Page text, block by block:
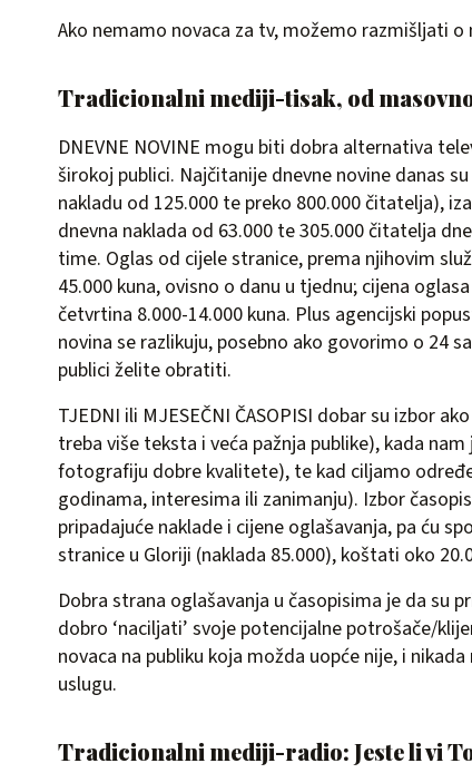
Ako nemamo novaca za tv, možemo razmišljati
Tradicionalni mediji-tisak, od
DNEVNE NOVINE mogu biti dobra alternativa
širokoj publici. Najčitanije dnevne novine danas
nakladu od 125.000 te preko 800.000 čitatelja),
dnevna naklada od 63.000 te 305.000 čitatelja
time. Oglas od cijele stranice, prema njihovim
45.000 kuna, ovisno o danu u tjednu; cijena
četvrtina 8.000-14.000 kuna. Plus agencijski
novina se razlikuju, posebno ako govorimo o 24
publici želite obratiti.
TJEDNI ili MJESEČNI ČASOPISI dobar su izbor
treba više teksta i veća pažnja publike), kada
fotografiju dobre kvalitete), te kad ciljamo
godinama, interesima ili zanimanju). Izbor
pripadajuće naklade i cijene oglašavanja, pa ću
stranice u Gloriji (naklada 85.000), koštati oko
Dobra strana oglašavanja u časopisima je da su
dobro ‘naciljati’ svoje potencijalne potrošače/
novaca na publiku koja možda uopće nije, i
uslugu.
Tradicionalni mediji-radio: Jeste li vi